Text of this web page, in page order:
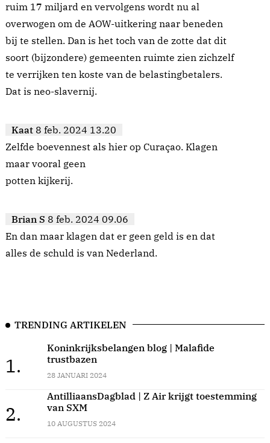
ruim 17 miljard en vervolgens wordt nu al
overwogen om de AOW-uitkering naar beneden
bij te stellen. Dan is het toch van de zotte dat dit
soort (bijzondere) gemeenten ruimte zien zichzelf
te verrijken ten koste van de belastingbetalers.
Dat is neo-slavernij.
Kaat 8 feb. 2024 13.20
Zelfde boevennest als hier op Curaçao. Klagen
maar vooral geen
potten kijkerij.
Brian S 8 feb. 2024 09.06
En dan maar klagen dat er geen geld is en dat
alles de schuld is van Nederland.
TRENDING ARTIKELEN
1.
Koninkrijksbelangen blog | Malafide
trustbazen
28 JANUARI 2024
2.
AntilliaansDagblad | Z Air krijgt toestemming
van SXM
10 AUGUSTUS 2024